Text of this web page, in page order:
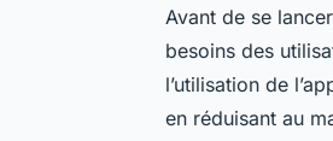
Avant de se
besoins des
l’utilisation de
en réduisant au